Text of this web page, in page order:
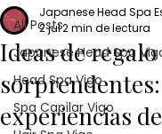
All Posts
Japanese Head Spa
Head Spa Vigo
Spa Capilar Vigo
Ideas de regalo
sorprendentes:
experiencias
Japanese Head Spa
2 jul2 min de lectura